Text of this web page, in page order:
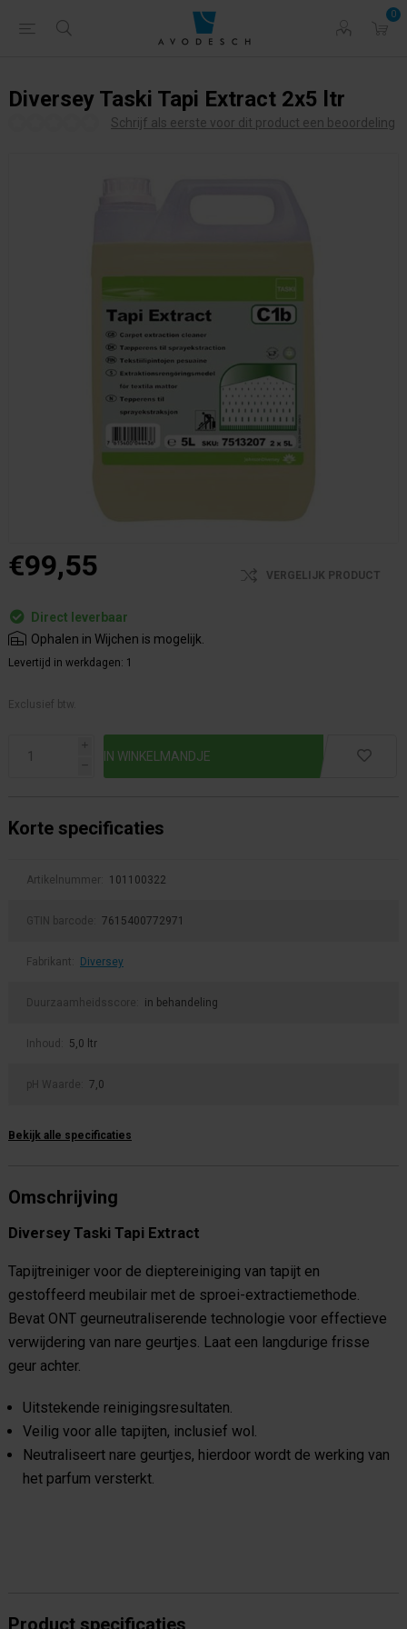
0
Diversey Taski Tapi Extract 2x5 ltr
Schrijf als eerste voor dit product een beoordeling
€99,55 VERGELIJK PRODUCT
Direct leverbaar
Ophalen in Wijchen is mogelijk.
Levertijd in werkdagen: 1
Exclusief btw.
i
h
Korte specificaties
Artikelnummer: 101100322
GTIN barcode: 7615400772971
Fabrikant: Diversey
Duurzaamheidsscore: in behandeling
Inhoud: 5,0 ltr
pH Waarde: 7,0
Bekijk alle specificaties
Omschrijving
Diversey Taski Tapi Extract
Tapijtreiniger voor de dieptereiniging van tapijt en
gestoffeerd meubilair met de sproei-extractiemethode.
Bevat ONT geurneutraliserende technologie voor effectieve
verwijdering van nare geurtjes. Laat een langdurige frisse
geur achter.
Uitstekende reinigingsresultaten.
Veilig voor alle tapijten, inclusief wol.
Neutraliseert nare geurtjes, hierdoor wordt de werking van
het parfum versterkt.
Product specificaties